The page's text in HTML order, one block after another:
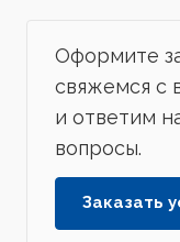
Оформите
свяжемся с
и ответим
вопросы.
Заказать